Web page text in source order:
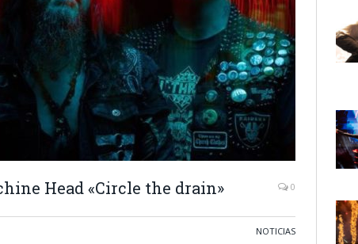
Head «Circle the drain» 0
NOTICIAS